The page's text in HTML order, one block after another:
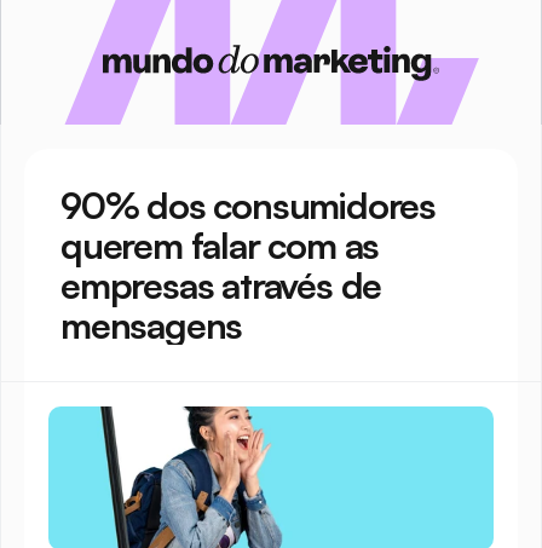
90% dos consumidores
querem falar com as
empresas através de
mensagens